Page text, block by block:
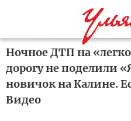
Ночное ДТП на
дорогу не поделили
новичок на Калине.
Видео